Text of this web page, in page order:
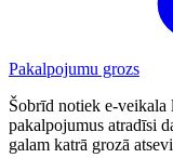
Pakalpojumu grozs
Šobrīd notiek e-veikala
pakalpojumus atradīsi
galam katrā grozā